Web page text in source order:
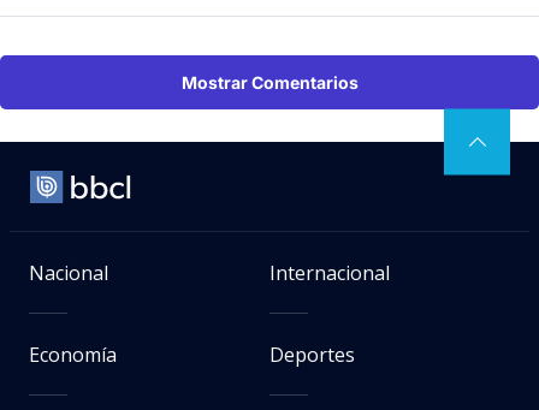
Mostrar Comentarios
Nacional Internacional
Economía Deportes